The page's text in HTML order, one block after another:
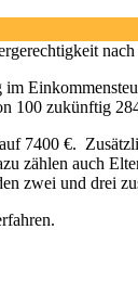
nach
100 zukünftig
7400 €.
zählen auch
zwei und drei